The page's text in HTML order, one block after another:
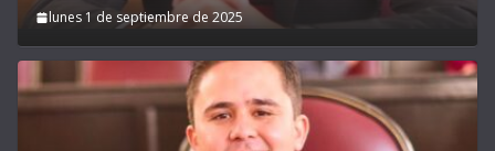
lunes 1 de septiembre de 2025